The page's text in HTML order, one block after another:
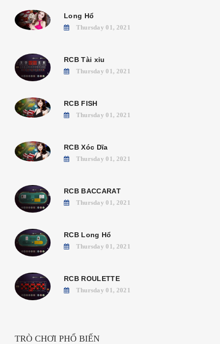
Long Hổ
Thursday 01, 2021
RCB Tài xỉu
Thursday 01, 2021
RCB FISH
Thursday 01, 2021
RCB Xóc Dĩa
Thursday 01, 2021
RCB BACCARAT
Thursday 01, 2021
RCB Long Hổ
Thursday 01, 2021
RCB ROULETTE
Thursday 01, 2021
TRÒ CHƠI PHỔ BIẾN